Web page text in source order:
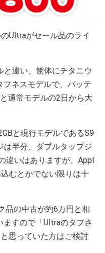
Ultraがセール品のライ
違い、筐体にチタニウ
フネスモデルで、バッテ
通常モデルの2日から大
と現行モデルであるS9
は半分、ダブルタップジ
違いはありますが、Appl
むとかでない限りは十
品の中古が約6万円と相
すので「Ultraのタフさ
思っていた方はご検討